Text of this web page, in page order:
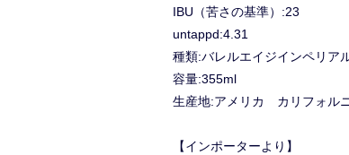
IBU（苦さの基準）:23
untappd:4.31
種類:バレルエイジインペリア
容量:355ml
生産地:アメリカ カリフォル
【インポーターより】